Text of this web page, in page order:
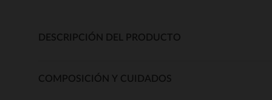
DESCRIPCIÓN DEL PRODUCTO
COMPOSICIÓN Y CUIDADOS